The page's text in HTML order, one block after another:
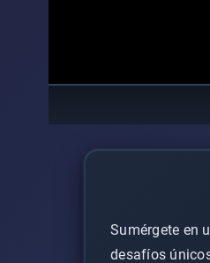
Sumérgete en
desafíos